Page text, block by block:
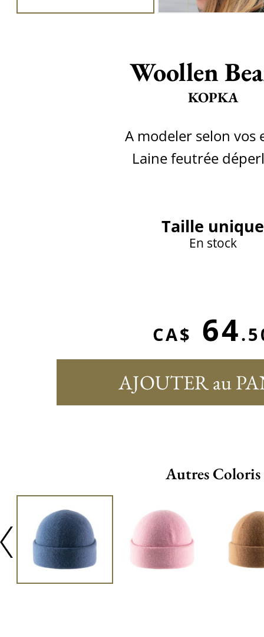
Woollen
KOPKA
A ​modeler selon vos
Laine feutrée
Taille unique
En stock
CA$ 64
AJOUTER au
Autres Coloris